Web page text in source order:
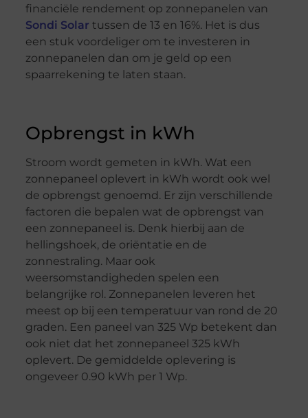
financiële rendement op zonnepanelen van
Sondi Solar tussen de 13 en 16%. Het is dus
een stuk voordeliger om te investeren in
zonnepanelen dan om je geld op een
spaarrekening te laten staan.
Opbrengst in kWh
Stroom wordt gemeten in kWh. Wat een
zonnepaneel oplevert in kWh wordt ook wel
de opbrengst genoemd. Er zijn verschillende
factoren die bepalen wat de opbrengst van
een zonnepaneel is. Denk hierbij aan de
hellingshoek, de oriëntatie en de
zonnestraling. Maar ook
weersomstandigheden spelen een
belangrijke rol. Zonnepanelen leveren het
meest op bij een temperatuur van rond de 20
graden. Een paneel van 325 Wp betekent dan
ook niet dat het zonnepaneel 325 kWh
oplevert. De gemiddelde oplevering is
ongeveer 0.90 kWh per 1 Wp.